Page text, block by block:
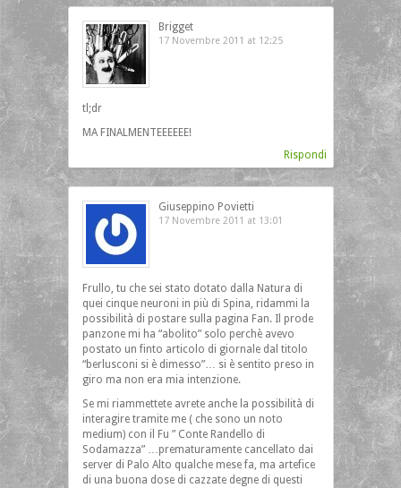
Brigget
17 Novembre 2011 at 12:25
tl;dr
MA FINALMENTEEEEEE!
Rispondi
Giuseppino Povietti
17 Novembre 2011 at 13:01
Frullo, tu che sei stato dotato dalla Natura di
quei cinque neuroni in più di Spina, ridammi la
possibilità di postare sulla pagina Fan. Il prode
panzone mi ha “abolito” solo perchè avevo
postato un finto articolo di giornale dal titolo
“berlusconi si è dimesso”… si è sentito preso in
giro ma non era mia intenzione.
Se mi riammettete avrete anche la possibilità di
interagire tramite me ( che sono un noto
medium) con il Fu ” Conte Randello di
Sodamazza” …prematuramente cancellato dai
server di Palo Alto qualche mese fa, ma artefice
di una buona dose di cazzate degne di questi